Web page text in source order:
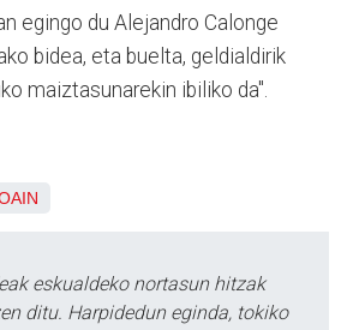
egingo du Alejandro Calonge
bidea, eta buelta, geldialdirik
maiztasunarekin ibiliko da".
eskualdeko nortasun hitzak
ditu. Harpidedun eginda, tokiko